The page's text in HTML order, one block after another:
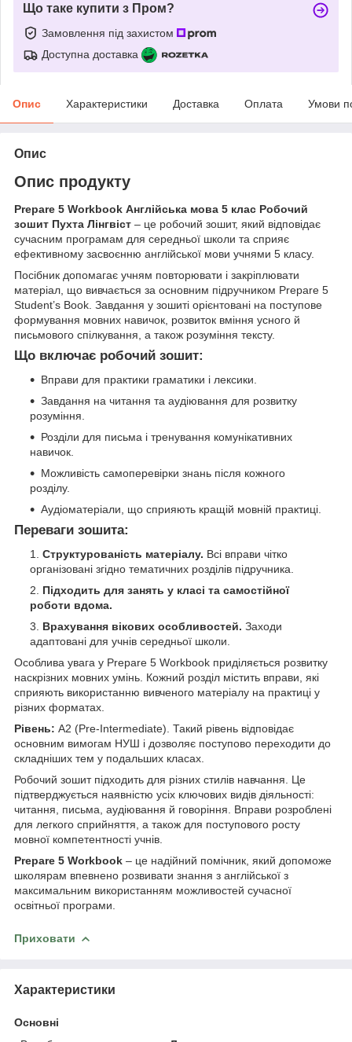
Що таке купити з Пром?
Замовлення під захистом
Доступна доставка
Опис Характеристики Доставка Оплата Умови
Опис
Опис продукту
Prepare 5 Workbook Англійська мова 5 клас Робочий
зошит Пухта Лінгвіст – це робочий зошит, який відповідає
сучасним програмам для середньої школи та сприяє
ефективному засвоєнню англійської мови учнями 5 класу.
Посібник допомагає учням повторювати і закріплювати
матеріал, що вивчається за основним підручником Prepare 5
Student’s Book. Завдання у зошиті орієнтовані на поступове
формування мовних навичок, розвиток вміння усного й
письмового спілкування, а також розуміння тексту.
Що включає робочий зошит:
Вправи для практики граматики і лексики.
Завдання на читання та аудіювання для розвитку
розуміння.
Розділи для письма і тренування комунікативних
навичок.
Можливість самоперевірки знань після кожного
розділу.
Аудіоматеріали, що сприяють кращій мовній практиці.
Переваги зошита:
Структурованість матеріалу. Всі вправи чітко
організовані згідно тематичних розділів підручника.
Підходить для занять у класі та самостійної
роботи вдома.
Врахування вікових особливостей. Заходи
адаптовані для учнів середньої школи.
Особлива увага у Prepare 5 Workbook приділяється розвитку
наскрізних мовних умінь. Кожний розділ містить вправи, які
сприяють використанню вивченого матеріалу на практиці у
різних форматах.
Рівень: A2 (Pre-Intermediate). Такий рівень відповідає
основним вимогам НУШ і дозволяє поступово переходити до
складніших тем у подальших класах.
Робочий зошит підходить для різних стилів навчання. Це
підтверджується наявністю усіх ключових видів діяльності:
читання, письма, аудіювання й говоріння. Вправи розроблені
для легкого сприйняття, а також для поступового росту
мовної компетентності учнів.
Prepare 5 Workbook – це надійний помічник, який допоможе
школярам впевнено розвивати знання з англійської з
максимальним використанням можливостей сучасної
освітньої програми.
Приховати
Характеристики
Основні